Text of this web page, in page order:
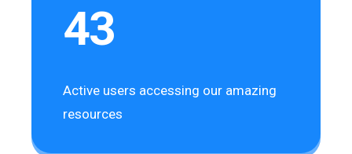
43
Active users accessing our amazing
resources